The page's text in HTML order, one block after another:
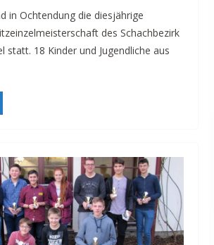
in Ochtendung die diesjährige
des Schachbezirk
statt. 18 Kinder und Jugendliche aus